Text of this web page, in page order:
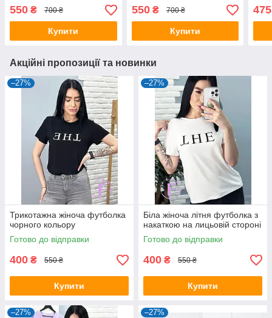
550 ₴ 700 ₴
Купити
550₴ 700 ₴
Купити
475
Акційні пропозиції та новинки
–27%
Трикотажна жіноча футболка
чорного кольору
Готово до відправки
400 ₴ 550 ₴
Купити
–27%
Біла жіноча літня футболка з
накаткою на лицьовій стороні
Готово до відправки
400 ₴ 550 ₴
Купити
–27% –27%